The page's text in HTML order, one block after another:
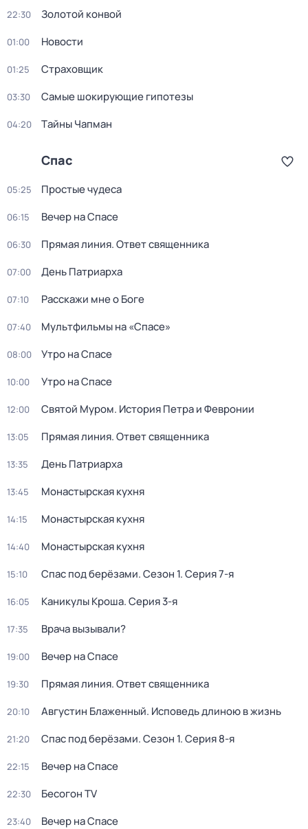
22:30 Золотой конвой
01:00 Новости
01:25 Страховщик
03:30 Самые шoкиpующие гипотезы
04:20 Тaйны Чапман
Спас
05:25 Простые чудеса
06:15 Вечер на Спасе
06:30 Прямая линия. Ответ священника
07:00 День Патриарха
07:10 Расскажи мне о Боге
07:40 Мультфильмы на «Спасе»
08:00 Утро на Спасе
10:00 Утро на Спасе
12:00 Святой Муром. История Петра и Февронии
13:05 Прямая линия. Ответ священника
13:35 День Патриарха
13:45 Монастырская кухня
14:15 Монастырская кухня
14:40 Монастырская кухня
15:10 Спас под берёзами. Сезон 1. Серия 7-я
16:05 Каникулы Кроша. Серия 3-я
17:35 Врача вызывали?
19:00 Вечер на Спасе
19:30 Прямая линия. Ответ священника
20:10 Августин Блаженный. Исповедь длиною в жизнь
21:20 Спас под берёзами. Сезон 1. Серия 8-я
22:15 Вечер на Спасе
22:30 Бесогон TV
23:40 Вечер на Спасе